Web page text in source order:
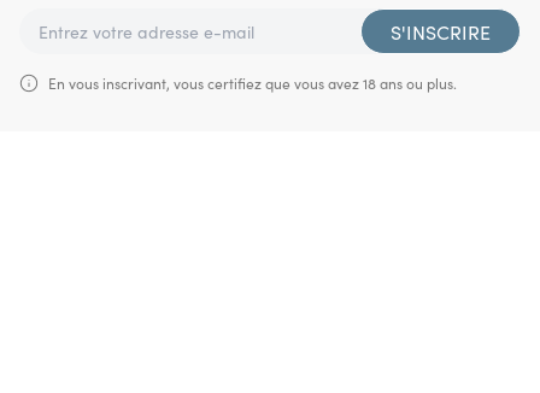
S'INSCRIRE
En vous inscrivant, vous certifiez que vous avez 18 ans ou plus.